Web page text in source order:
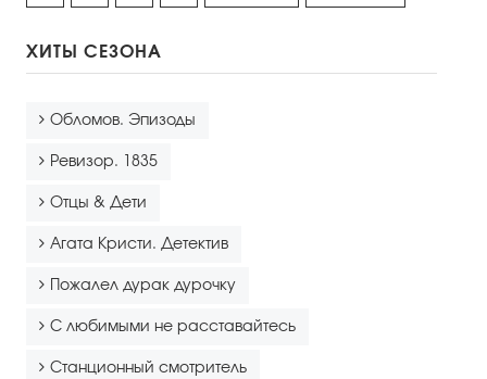
ХИТЫ СЕЗОНА
Обломов. Эпизоды
Ревизор. 1835
Отцы & Дети
Агата Кристи. Детектив
Пожалел дурак дурочку
С любимыми не расставайтесь
Станционный смотритель